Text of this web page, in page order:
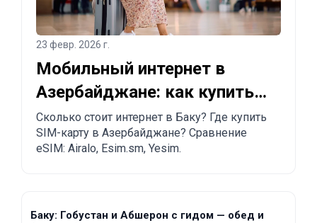
23 февр. 2026 г.
Мобильный интернет в
Азербайджане: как купить
SIM-карту и eSIM в Баку
Сколько стоит интернет в Баку? Где купить
SIM-карту в Азербайджане? Сравнение
eSIM: Airalo, Esim.sm, Yesim.
Баку: Гобустан и Абшерон с гидом — обед и